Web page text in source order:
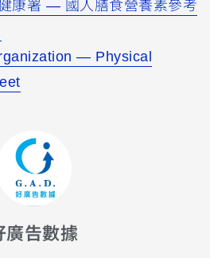
康署 — 國人膳食營養素參考
— Physical
廣告數據